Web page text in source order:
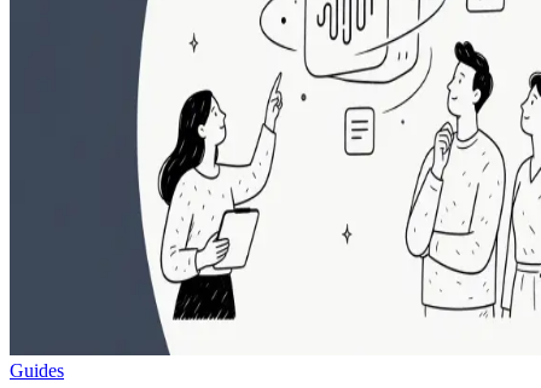
Guides